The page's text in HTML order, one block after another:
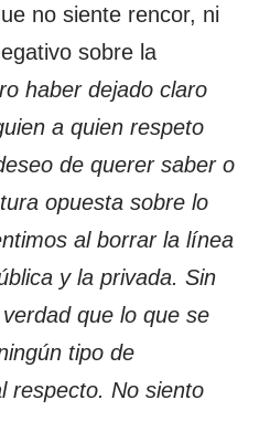
no siente rencor, ni
sobre la
haber dejado claro
a quien respeto
de querer saber o
opuesta sobre lo
al borrar la línea
y la privada. Sin
que lo que se
tipo de
respecto. No siento